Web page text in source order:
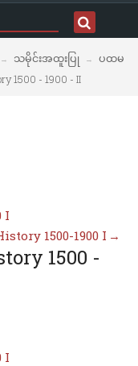
→ သမိုင်းအထူးပြု →
ပထမ
1500 - 1900 - II
I
1500-1900 I →
1500 -
I